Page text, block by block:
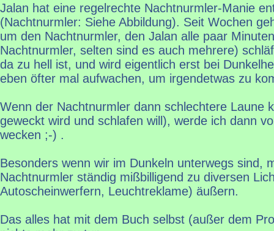
Jalan hat eine regelrechte Nachtnurmler-Manie
(Nachtnurmler: Siehe Abbildung). Seit Wochen
um den Nachtnurmler, den Jalan alle paar
Nachtnurmler, selten sind es auch mehrere)
da zu hell ist, und wird eigentlich erst bei
eben öfter mal aufwachen, um irgendetwas zu
Wenn der Nachtnurmler dann schlechtere Laune
geweckt wird und schlafen will), werde ich dann
wecken ;-) .
Besonders wenn wir im Dunkeln unterwegs sind,
Nachtnurmler ständig mißbilligend zu diversen
Autoscheinwerfern, Leuchtreklame) äußern.
Das alles hat mit dem Buch selbst (außer dem